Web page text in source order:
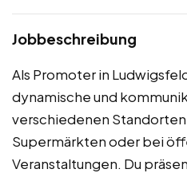
Jobbeschreibung
Als Promoter in
dynamische und
verschiedenen
Supermärkten oder bei
Veranstaltungen. Du